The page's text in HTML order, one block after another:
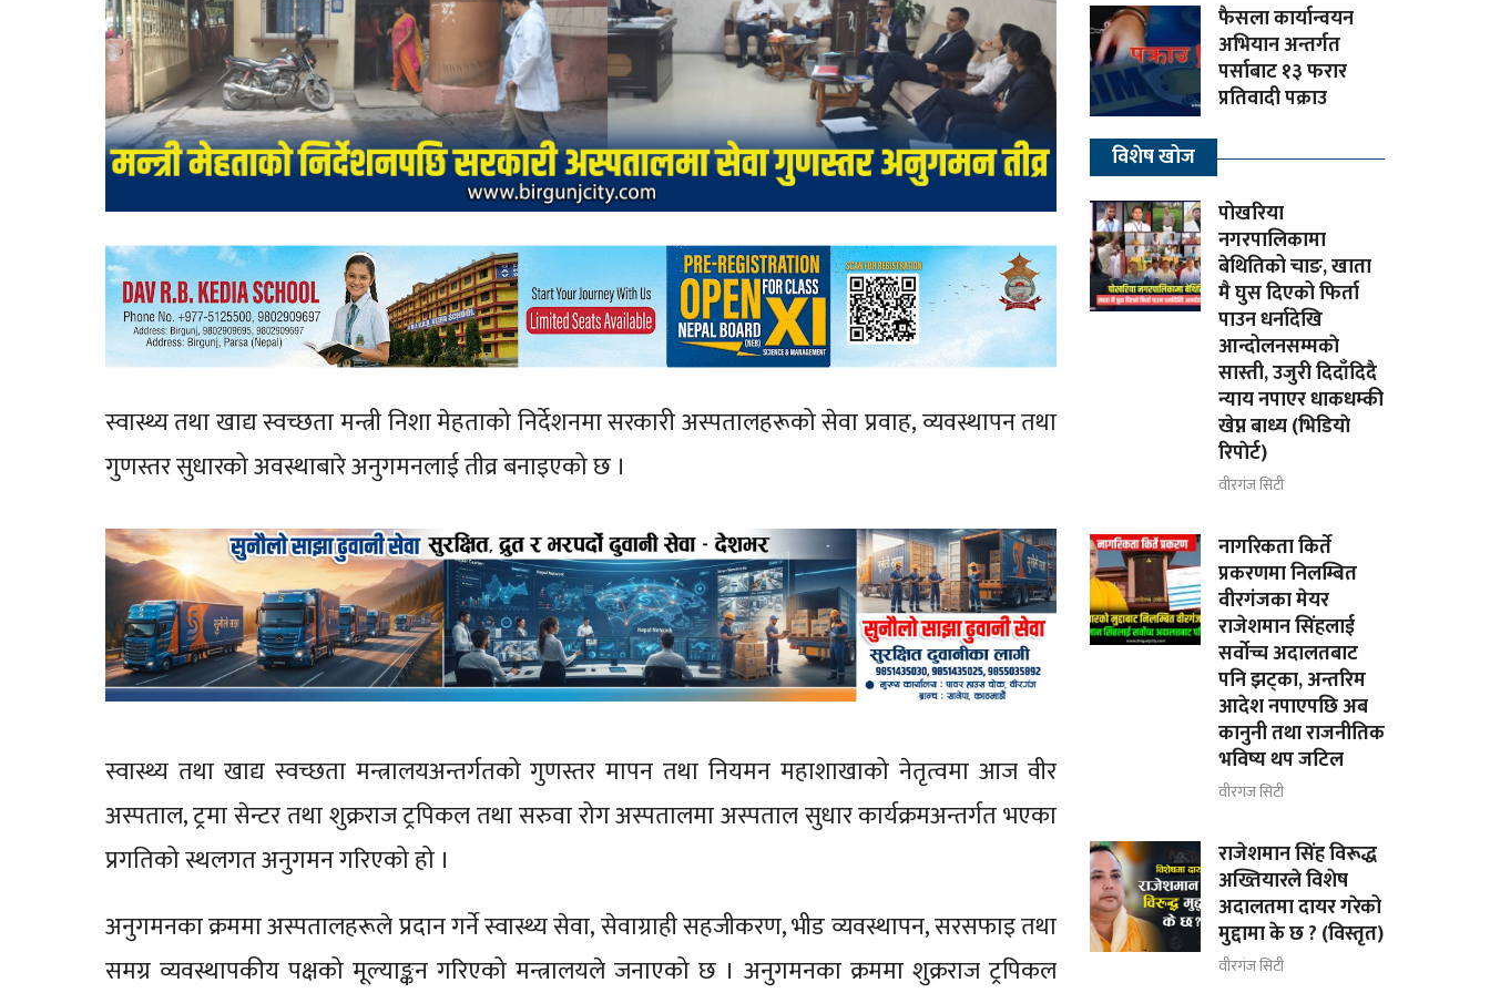
स्वास्थ्य तथा खाद्य स्वच्छता मन्त्री निशा मेहताको निर्देशनमा सरकारी अस्पतालहरूको सेवा प्रवाह, व्यवस्थापन तथा
गुणस्तर सुधारको अवस्थाबारे अनुगमनलाई तीव्र बनाइएको छ ।
स्वास्थ्य तथा खाद्य स्वच्छता मन्त्रालयअन्तर्गतको गुणस्तर मापन तथा नियमन महाशाखाको नेतृत्वमा आज वीर
अस्पताल, ट्रमा सेन्टर तथा शुक्रराज ट्रपिकल तथा सरुवा रोग अस्पतालमा अस्पताल सुधार कार्यक्रमअन्तर्गत भएका
प्रगतिको स्थलगत अनुगमन गरिएको हो ।
अनुगमनका क्रममा अस्पतालहरूले प्रदान गर्ने स्वास्थ्य सेवा, सेवाग्राही सहजीकरण, भीड व्यवस्थापन, सरसफाइ तथा
समग्र व्यवस्थापकीय पक्षको मूल्याङ्कन गरिएको मन्त्रालयले जनाएको छ । अनुगमनका क्रममा शुक्रराज ट्रपिकल
फैसला कार्यान्वयन
अभियान अन्तर्गत
पर्साबाट १३ फरार
प्रतिवादी पक्राउ
विशेष खोज
पोखरिया
नगरपालिकामा
बेथितिको चाङ, खाता
मै घुस दिएको फिर्ता
पाउन धर्नादेखि
आन्दोलनसम्मकाे
सास्ती, उजुरी दिदाँदिदै
न्याय नपाएर धाकधम्की
खेप्न बाध्य (भिडियाे
रिपाेर्ट)
वीरगंज सिटी
नागरिकता किर्ते
प्रकरणमा निलम्बित
वीरगंजका मेयर
राजेशमान सिंहलाई
सर्वोच्च अदालतबाट
पनि झट्का, अन्तरिम
आदेश नपाएपछि अब
कानुनी तथा राजनीतिक
भविष्य थप जटिल
वीरगंज सिटी
राजेशमान सिंह विरूद्ध
अख्तियारले विशेष
अदालतमा दायर गरेको
मुद्दामा के छ ? (विस्तृत)
वीरगंज सिटी